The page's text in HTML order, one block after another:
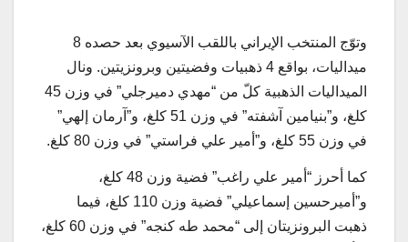
وتوّج المنتخب الإيراني باللقب الآسيوي بعد حصده 8
ميداليات، بواقع 4 ذهبيات وفضيتين وبرونزيتين. ونال
الميداليات الذهبية كلّ من “مهدي دميرجلي” في وزن 45
كلغ، و”بنيامين آشفته” في وزن 51 كلغ، و”آرمان إلهي”
في وزن 55 كلغ، و”أمير علي فراستي” في وزن 80 كلغ.
كما أحرز “أمير علي راغب” فضية وزن 48 كلغ،
و”أميرحسين إسماعيلي” فضية وزن 110 كلغ، فيما
ذهبت البرونزيتان إلى “محمد طه کنجه” في وزن 60 كلغ،